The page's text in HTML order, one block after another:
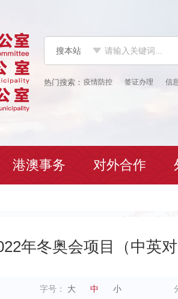
搜本站
疫情防控 签证办理 信
港澳事务 对外合作
年冬奥会项目（中英
字号： 大 中 小